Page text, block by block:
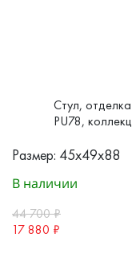
Стул,
PU78,
Размер: 45x49x88
В наличии
44 700₽
17 880 ₽